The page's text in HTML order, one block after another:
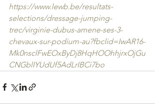
https://www.lewb.be/resultats-
selections/dressage-jumping-
trec/virginie-dubus-amene-ses-3-
chevaux-sur-podium-au?fbclid=IwAR16-
Mk0nsclFwEOxByDj8HqHOOhhjrxOjGu
CNGblIYUdUf5AdLrIBCi7bo